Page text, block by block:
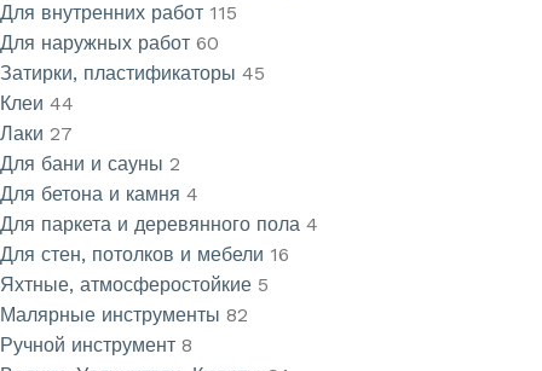
Для внутренних работ 115
Для наружных работ 60
Затирки, пластификаторы 45
Клеи 44
Лаки 27
Для бани и сауны 2
Для бетона и камня 4
Для паркета и деревянного пола 4
Для стен, потолков и мебели 16
Яхтные, атмосферостойкие 5
Малярные инструменты 82
Ручной инструмент 8